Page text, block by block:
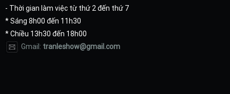
- Thời gian làm việc từ thứ 2 đến thứ 7
* Sáng 8h00 đến 11h30
* Chiều 13h30 đến 18h00
Gmail: tranleshow@gmail.com